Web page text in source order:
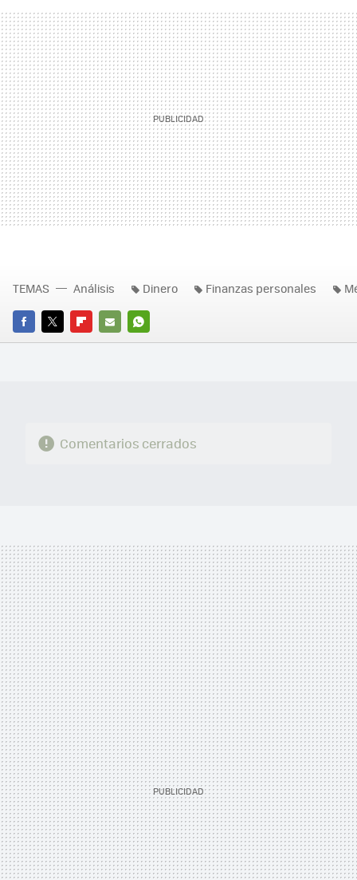
FACEBOOK
TWITTERFLIPBOARD
E-
WHATSAPP
TEMAS Análisis Dinero Finanzas personales
Comentarios cerrados